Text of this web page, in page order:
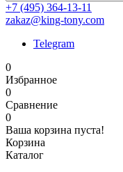
+7 (495) 364-13-11
zakaz@king-tony.com
Telegram
0
Избранное
0
Сравнение
0
Ваша корзина пуста!
Корзина
Каталог